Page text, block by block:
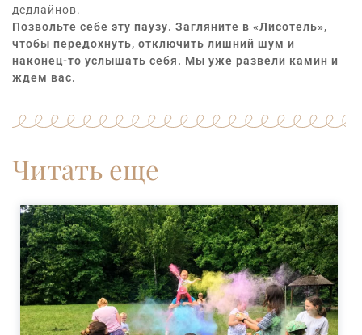
дедлайнов.
Позвольте себе эту паузу. Загляните в «Лисотель»,
чтобы передохнуть, отключить лишний шум и
наконец-то услышать себя. Мы уже развели камин и
ждем вас.
Читать еще